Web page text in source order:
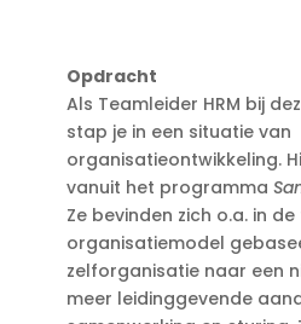
Opdracht
Als Teamleider HRM bij
stap je in een situatie van
organisatieontwikkeling.
vanuit het programma
Ze bevinden zich o.a. in
organisatiemodel
zelforganisatie naar een
meer leidinggevende